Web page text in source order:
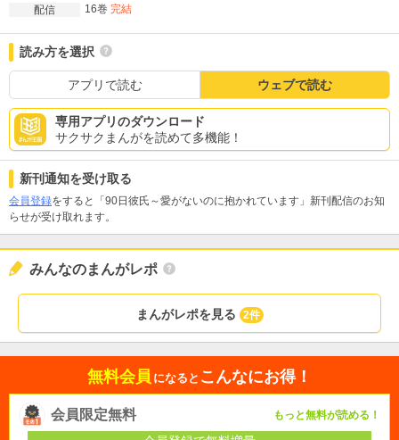
配信
16巻 完結
読み方を選択
アプリで読む ウェブで読む
専用アプリのダウンロード
サクサクまんがを読めて多機能！
新刊通知を受け取る
会員登録をすると「90日彼氏～愛がないのに抱かれています」新刊配信のお知
らせが受け取れます。
みんなのまんがレポ
まんがレポを見る 2件
無料会員 になると こんなにお得！
会員限定無料 もっと無料が読める！